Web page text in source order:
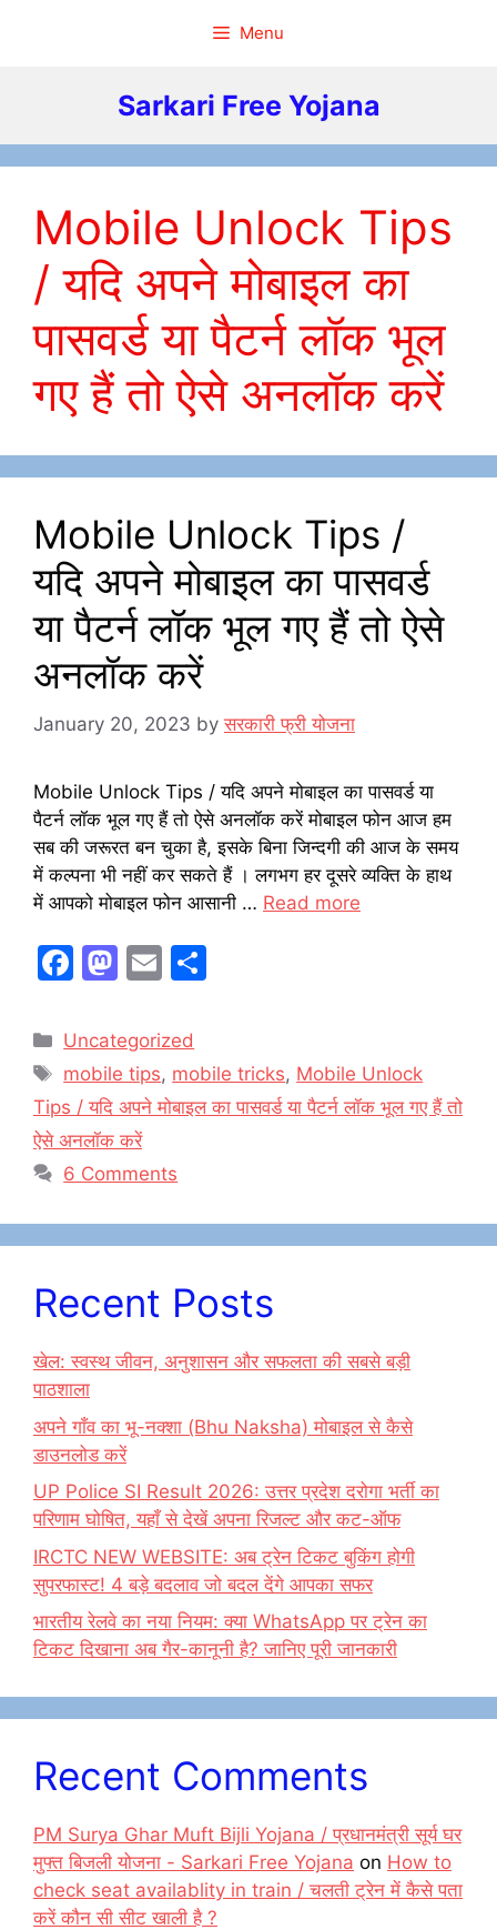
Menu
Sarkari Free Yojana
Mobile Unlock Tips
/ यदि अपने मोबाइल का
पासवर्ड या पैटर्न लॉक भूल
गए हैं तो ऐसे अनलॉक करें
Mobile Unlock Tips /
यदि अपने मोबाइल का पासवर्ड
या पैटर्न लॉक भूल गए हैं तो ऐसे
अनलॉक करें
January 20, 2023 byसरकारी फ्री योजना
Mobile Unlock Tips / यदि अपने मोबाइल का पासवर्ड या
पैटर्न लॉक भूल गए हैं तो ऐसे अनलॉक करें मोबाइल फोन आज हम
सब की जरूरत बन चुका है, इसके बिना जिन्दगी की आज के समय
में कल्पना भी नहीं कर सकते हैं । लगभग हर दूसरे व्यक्ति के हाथ
में आपको मोबाइल फोन आसानी … Read more
F
c
e
b
o
o
M
st
o
d
o
n
E
ai
l
e
Categories
Uncategorized
Tags
mobile tips, mobile tricks, Mobile Unlock
Tips / यदि अपने मोबाइल का पासवर्ड या पैटर्न लॉक भूल गए हैं तो
ऐसे अनलॉक करें
6 Comments
Recent Posts
खेल: स्वस्थ जीवन, अनुशासन और सफलता की सबसे बड़ी
पाठशाला
अपने गाँव का भू-नक्शा (Bhu Naksha) मोबाइल से कैसे
डाउनलोड करें
UP Police SI Result 2026: उत्तर प्रदेश दरोगा भर्ती का
परिणाम घोषित, यहाँ से देखें अपना रिजल्ट और कट-ऑफ
IRCTC NEW WEBSITE: अब ट्रेन टिकट बुकिंग होगी
सुपरफास्ट! 4 बड़े बदलाव जो बदल देंगे आपका सफर
भारतीय रेलवे का नया नियम: क्या WhatsApp पर ट्रेन का
टिकट दिखाना अब गैर-कानूनी है? जानिए पूरी जानकारी
Recent Comments
PM Surya Ghar Muft Bijli Yojana / प्रधानमंत्री सूर्य घर
मुफ्त बिजली योजना - Sarkari Free Yojana on How to
check seat availablity in train / चलती ट्रेन में कैसे पता
करें कौन सी सीट खाली है ?